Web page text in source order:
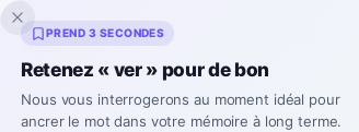
Inklingo Outils
PREND 3 SECONDES
Retenez « ver » pour de bon
Nous vous interrogerons au moment idéal pour
ancrer le mot dans votre mémoire à long terme.